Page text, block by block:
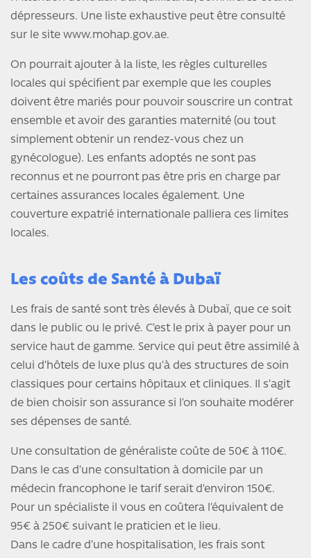
dépresseurs. Une liste exhaustive peut être consulté
sur le site www.mohap.gov.ae.
On pourrait ajouter à la liste, les règles culturelles
locales qui spécifient par exemple que les couples
doivent être mariés pour pouvoir souscrire un contrat
ensemble et avoir des garanties maternité (ou tout
simplement obtenir un rendez-vous chez un
gynécologue). Les enfants adoptés ne sont pas
reconnus et ne pourront pas être pris en charge par
certaines assurances locales également. Une
couverture expatrié internationale palliera ces limites
locales.
Les coûts de Santé à Dubaï
Les frais de santé sont très élevés à Dubaï, que ce soit
dans le public ou le privé. C’est le prix à payer pour un
service haut de gamme. Service qui peut être assimilé à
celui d’hôtels de luxe plus qu’à des structures de soin
classiques pour certains hôpitaux et cliniques. Il s’agit
de bien choisir son assurance si l’on souhaite modérer
ses dépenses de santé.
Une consultation de généraliste coûte de 50€ à 110€.
Dans le cas d’une consultation à domicile par un
médecin francophone le tarif serait d’environ 150€.
Pour un spécialiste il vous en coûtera l’équivalent de
95€ à 250€ suivant le praticien et le lieu.
Dans le cadre d’une hospitalisation, les frais sont